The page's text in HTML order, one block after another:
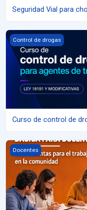
Seguridad Vial para
Curso de control de
Control de drogas
Curso de control de
Educación Vial básica
Docentes